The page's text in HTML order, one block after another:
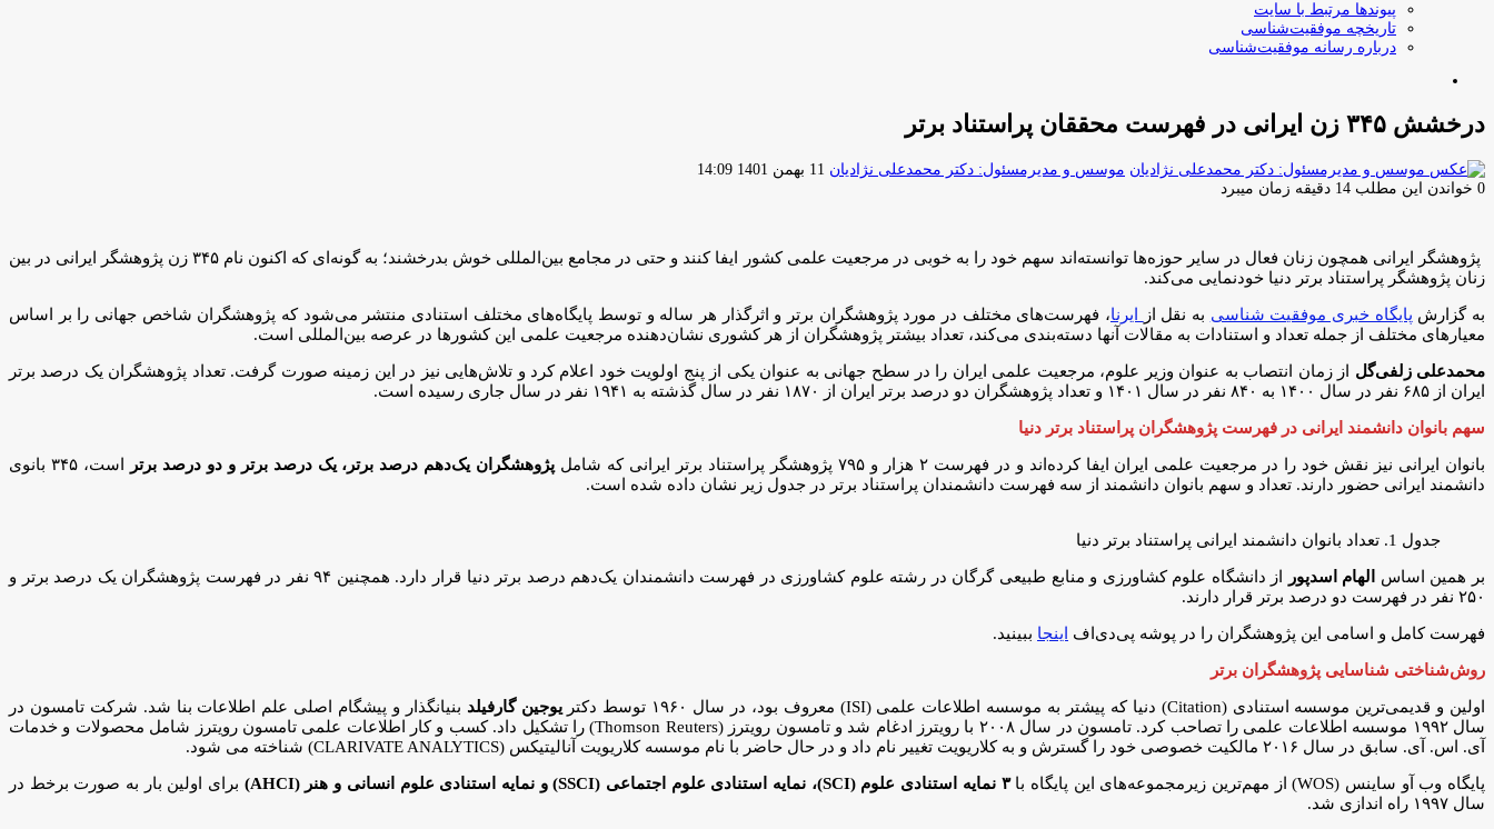
پیوندها مرتبط با سایت
تاریخچه موفقیت‌شناسی
درباره رسانه موفقیت‌شناسی
درخشش ۳۴۵ زن ایرانی در فهرست محققان پراستناد برتر
موسس و مدیرمسئول: دکتر محمدعلی نژادیان ارسال
11 بهمن 1401 14:09
0 خواندن این مطلب 14 دقیقه زمان میبرد
پژوهشگر ایرانی همچون زنان فعال در سایر حوزه‌ها توانسته‌اند سهم خود را به خوبی در مرجعیت علمی کشور ایفا کنند و حتی در مجامع بین‌المللی خوش بدرخشند؛ به گونه‌ای که اکنون نام ۳۴۵ زن پژوهشگر ایرانی در بین
زنان پژوهشگر پراستناد برتر دنیا خودنمایی می‌کند.
به گزارش پایگاه خبری موفقیت شناسی به نقل از ایرنا، فهرست‌های مختلف در مورد پژوهشگران برتر و اثرگذار هر ساله و توسط پایگاه‌های مختلف استنادی منتشر می‌شود که پژوهشگران شاخص جهانی را بر اساس
معیارهای مختلف از جمله تعداد و استنادات به مقالات آنها دسته‌بندی می‌کند، تعداد بیشتر پژوهشگران از هر کشوری نشان‌دهنده مرجعیت علمی این کشورها در عرصه بین‌المللی است.
محمدعلی زلفی‌گل از زمان انتصاب به عنوان وزیر علوم، مرجعیت علمی ایران را در سطح جهانی به عنوان یکی از پنج اولویت خود اعلام کرد و تلاش‌هایی نیز در این زمینه صورت گرفت. تعداد پژوهشگران یک درصد برتر
ایران از ۶۸۵ نفر در سال ۱۴۰۰ به ۸۴۰ نفر در سال ۱۴۰۱ و تعداد پژوهشگران دو درصد برتر ایران از ۱۸۷۰ نفر در سال گذشته به ۱۹۴۱ نفر در سال جاری رسیده است.
سهم بانوان دانشمند ایرانی در فهرست پژوهشگران پراستناد برتر دنیا
بانوان ایرانی نیز نقش خود را در مرجعیت علمی ایران ایفا کرده‌اند و در فهرست ۲ هزار و ۷۹۵ پژوهشگر پراستناد برتر ایرانی که شامل پژوهشگران یک‌دهم درصد برتر، یک درصد برتر و دو درصد برتر
است، ۳۴۵ بانوی
دانشمند ایرانی حضور دارند. تعداد و سهم بانوان دانشمند از سه فهرست دانشمندان پراستناد برتر در جدول زیر نشان داده شده است.
جدول 1. تعداد بانوان دانشمند ایرانی پراستناد برتر دنیا
بر همین اساس الهام اسدپور
از دانشگاه علوم کشاورزی و منابع طبیعی گرگان در رشته علوم کشاورزی در فهرست دانشمندان یک‌دهم درصد برتر دنیا قرار دارد. همچنین ۹۴ نفر در فهرست پژوهشگران یک درصد برتر و
۲۵۰ نفر در فهرست دو درصد برتر قرار دارند.
فهرست کامل و اسامی این پژوهشگران را در پوشه پی‌دی‌اف اینجا ببینید.
روش‌شناختی شناسایی پژوهشگران برتر
اولین و قدیمی‌ترین موسسه استنادی (Citation) دنیا که پیشتر به موسسه اطلاعات علمی (ISI) معروف بود، در سال ۱۹۶۰ توسط دکتر یوجین گارفیلد بنیانگذار و پیشگام اصلی علم اطلاعات بنا شد. شرکت تامسون در
سال ۱۹۹۲ موسسه اطلاعات علمی را تصاحب کرد. تامسون در سال ۲۰۰۸ با رویترز ادغام شد و تامسون رویترز (Thomson Reuters) را تشکیل داد. کسب و کار اطلاعات علمی تامسون رویترز شامل محصولات و خدمات
آی. اس. آی. سابق در سال ۲۰۱۶ مالکیت خصوصی خود را گسترش و به کلاریویت تغییر نام داد و در حال حاضر با نام موسسه کلاریویت آنالیتیکس (CLARIVATE ANALYTICS) شناخته می شود.
پایگاه وب آو ساینس (WOS) از مهم‌ترین زیرمجموعه‌های این پایگاه با ۳ نمایه استنادی علوم (SCI)، نمایه استنادی علوم اجتماعی (SSCI) و نمایه استنادی علوم انسانی و هنر (AHCI)
برای اولین بار به صورت برخط در
سال ۱۹۹۷ راه اندازی شد.